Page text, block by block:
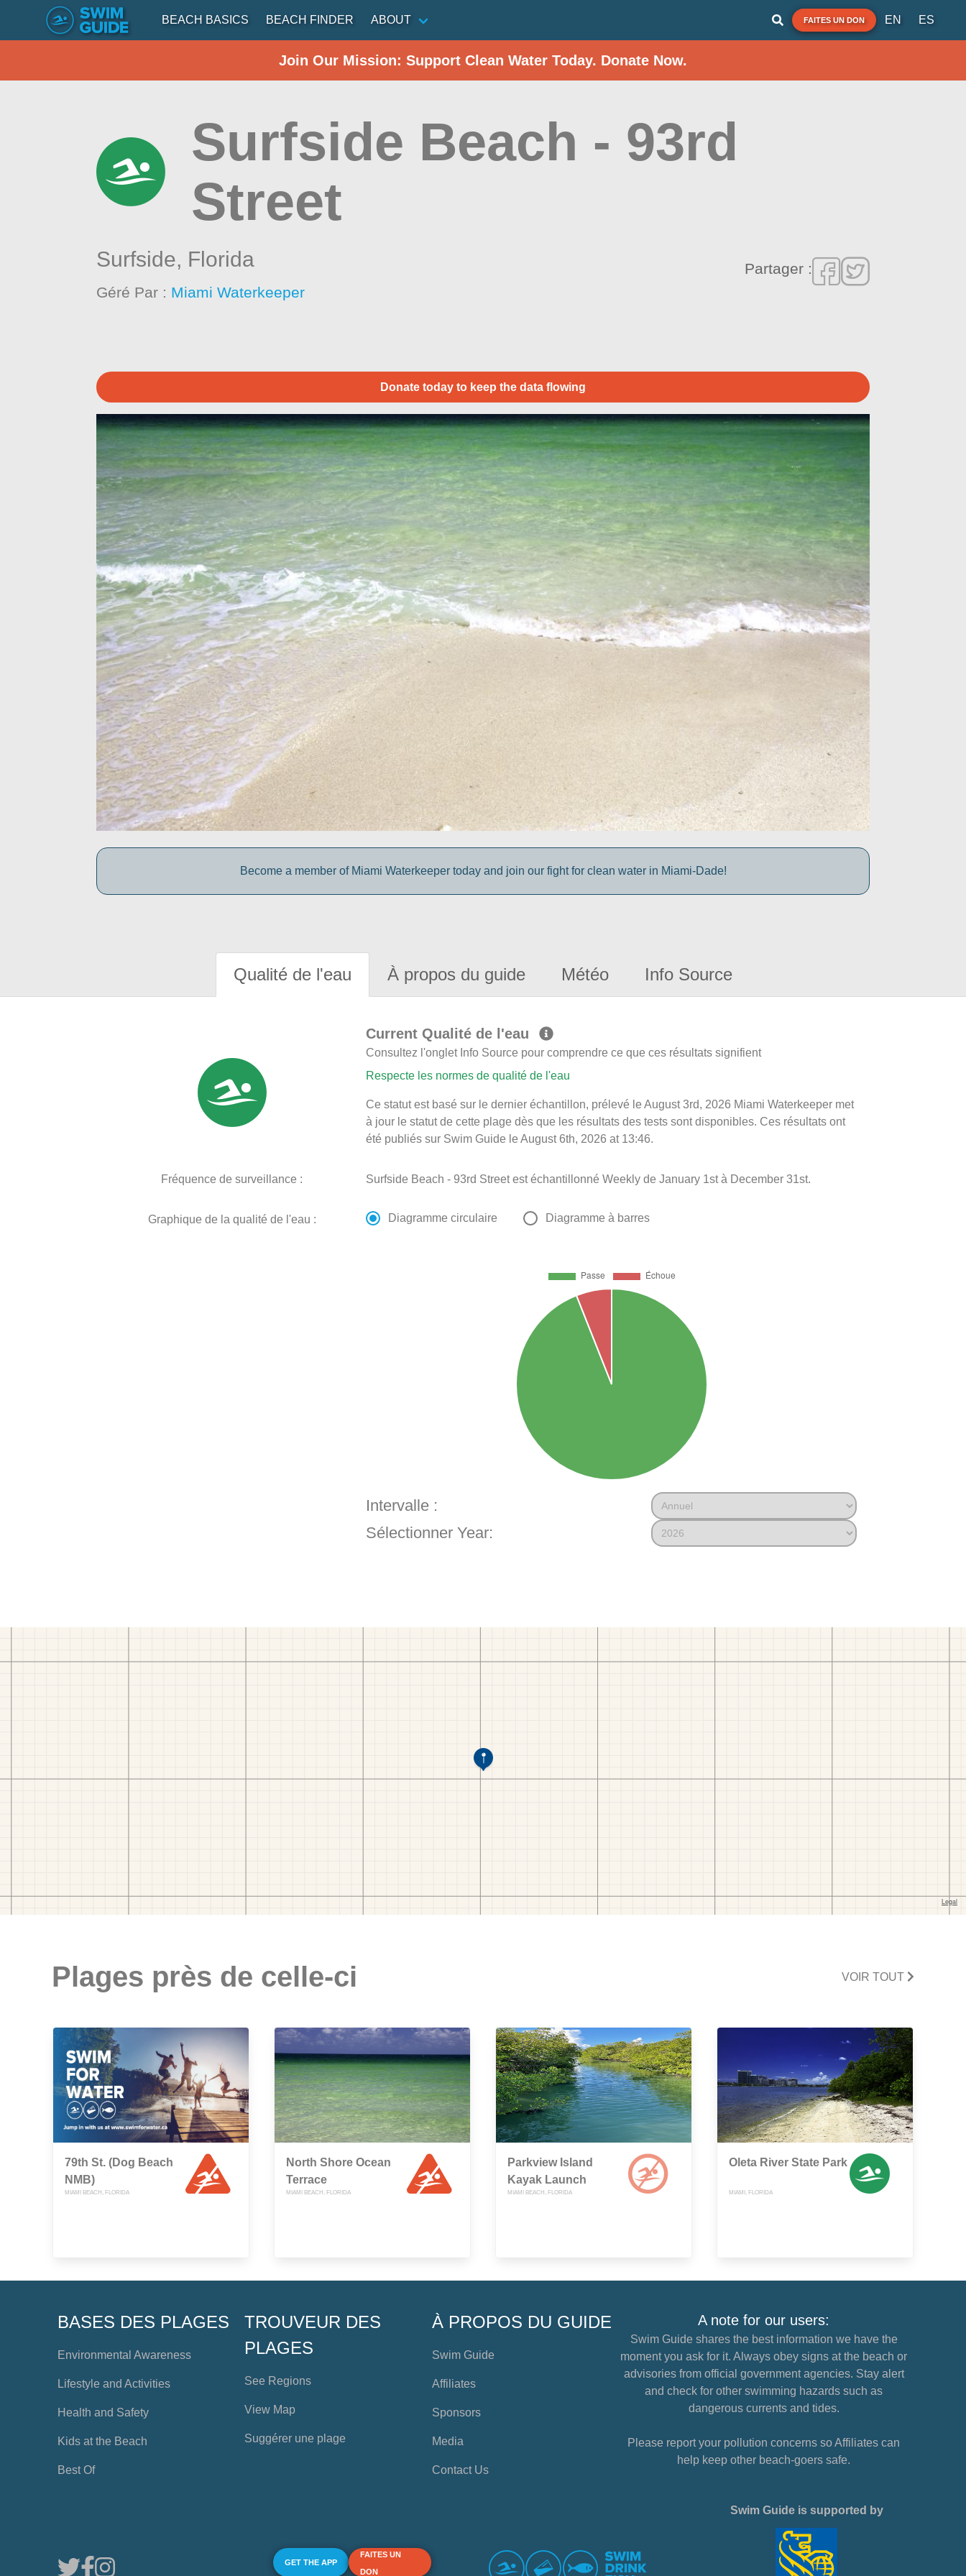
BEACH BASICS BEACH FINDER ABOUT FAITES UN DON EN ES
Join Our Mission: Support Clean Water Today. Donate Now.
Surfside Beach - 93rd
Street
Surfside, Florida
Géré Par : Miami Waterkeeper
Partager :
Donate today to keep the data flowing
Become a member of Miami Waterkeeper today and join our fight for clean water in Miami-Dade!
Qualité de l'eau À propos du guide Météo Info Source
Current Qualité de l'eau
Consultez l'onglet Info Source pour comprendre ce que ces résultats signifient
Respecte les normes de qualité de l'eau
Ce statut est basé sur le dernier échantillon, prélevé le August 3rd, 2026 Miami Waterkeeper met
à jour le statut de cette plage dès que les résultats des tests sont disponibles. Ces résultats ont
été publiés sur Swim Guide le August 6th, 2026 at 13:46.
Fréquence de surveillance : Surfside Beach - 93rd Street est échantillonné Weekly de January 1st à December 31st.
Graphique de la qualité de l'eau : Diagramme circulaire Diagramme à barres
Intervalle :
Sélectionner Year:
Plages près de celle-ci VOIR TOUT
79th St. (Dog Beach
NMB)
MIAMI BEACH, FLORIDA
North Shore Ocean
Terrace
MIAMI BEACH, FLORIDA
Parkview Island
Kayak Launch
MIAMI BEACH, FLORIDA
Oleta River State Park
MIAMI, FLORIDA
BASES DES PLAGES
Environmental Awareness
Lifestyle and Activities
Health and Safety
Kids at the Beach
Best Of
TROUVEUR DES
PLAGES
See Regions
View Map
Suggérer une plage
À PROPOS DU GUIDE
Swim Guide
Affiliates
Sponsors
Media
Contact Us
A note for our users:
Swim Guide shares the best information we have the
moment you ask for it. Always obey signs at the beach or
advisories from official government agencies. Stay alert
and check for other swimming hazards such as
dangerous currents and tides.
Please report your pollution concerns so Affiliates can
help keep other beach-goers safe.
GET THE APP
FAITES UN
DON
Swim Guide is supported by